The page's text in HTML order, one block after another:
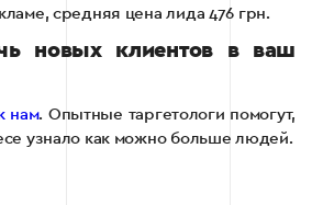
средняя цена лида 476 грн.
новых клиентов в ваш
нам. Опытные таргетологи помогут,
узнало как можно больше людей.